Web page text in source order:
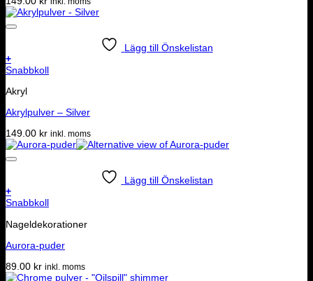
Lägg till Önskelistan
+
Snabbkoll
Akryl
Akrylpulver – Silver
149.00 kr inkl. moms
Lägg till Önskelistan
+
Snabbkoll
Nageldekorationer
Aurora-puder
89.00 kr inkl. moms